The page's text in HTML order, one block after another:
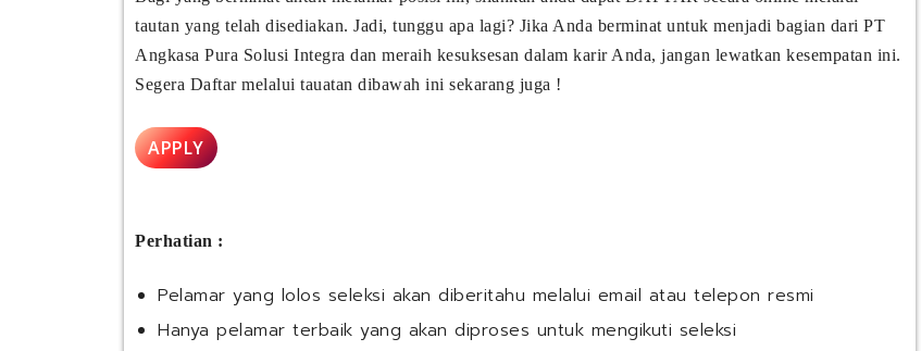
tautan yang telah disediakan. Jadi, tunggu apa lagi? Jika Anda berminat untuk menjadi bagian dari PT
Angkasa Pura Solusi Integra dan meraih kesuksesan dalam karir Anda, jangan lewatkan kesempatan ini.
Segera Daftar melalui tauatan dibawah ini sekarang juga !
APPLY
Perhatian :
Pelamar yang lolos seleksi akan diberitahu melalui email atau telepon resmi
Hanya pelamar terbaik yang akan diproses untuk mengikuti seleksi